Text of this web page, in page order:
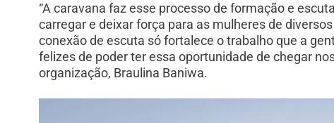
“A caravana faz esse processo de formação e
carregar e deixar força para as mulheres de
conexão de escuta só fortalece o trabalho que a
felizes de poder ter essa oportunidade de chegar
organização, Braulina Baniwa.